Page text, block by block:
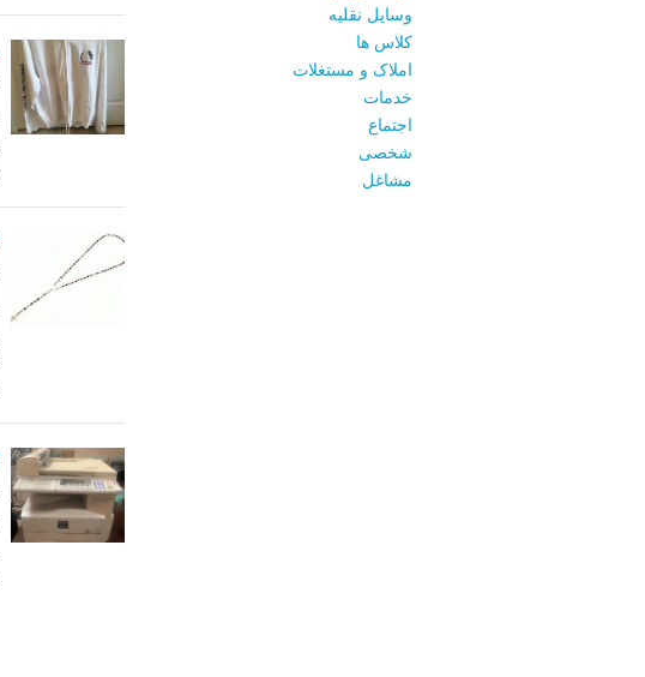
وسایل نقلیه
کلاس ‌ها
املاک و مستغلات
خدمات
اجتماع
شخصی
مشاغل